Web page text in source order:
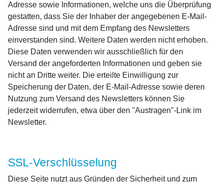
Adresse sowie Informationen, welche uns die Überprüfung
gestatten, dass Sie der Inhaber der angegebenen E-Mail-
Adresse sind und mit dem Empfang des Newsletters
einverstanden sind. Weitere Daten werden nicht erhoben.
Diese Daten verwenden wir ausschließlich für den
Versand der angeforderten Informationen und geben sie
nicht an Dritte weiter. Die erteilte Einwilligung zur
Speicherung der Daten, der E-Mail-Adresse sowie deren
Nutzung zum Versand des Newsletters können Sie
jederzeit widerrufen, etwa über den "Austragen"-Link im
Newsletter.
SSL-Verschlüsselung
Diese Seite nutzt aus Gründen der Sicherheit und zum